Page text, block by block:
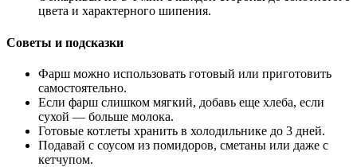
цвета и характерного шипения.
Советы и подсказки
Фарш можно использовать готовый или приготовить
самостоятельно.
Если фарш слишком мягкий, добавь еще хлеба, если
сухой — больше молока.
Готовые котлеты хранить в холодильнике до 3 дней.
Подавай с соусом из помидоров, сметаны или даже с
кетчупом.